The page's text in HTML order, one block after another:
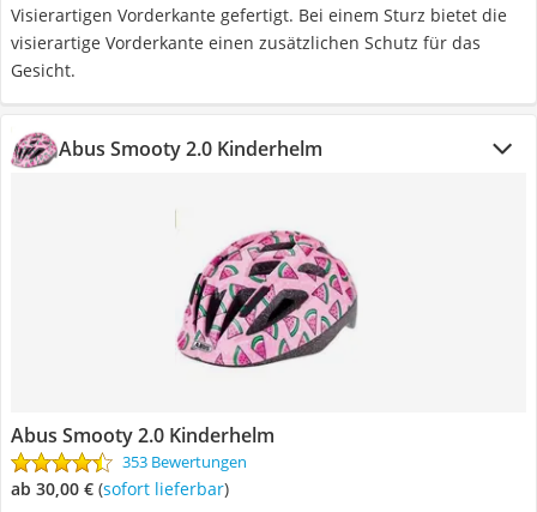
Visierartigen Vorderkante gefertigt. Bei einem Sturz bietet die
visierartige Vorderkante einen zusätzlichen Schutz für das
Gesicht.
Abus Smooty 2.0 Kinderhelm
Abus Smooty 2.0 Kinderhelm
353 Bewertungen
ab 30,00 € ( Sofort lieferbar)